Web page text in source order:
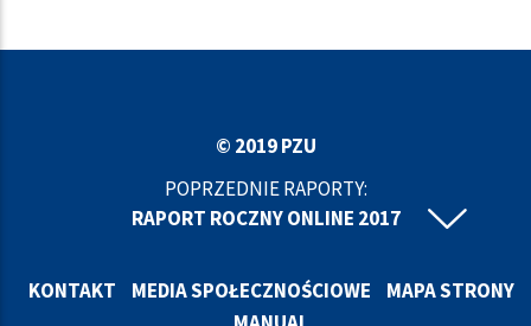
© 2019 PZU
POPRZEDNIE RAPORTY:
RAPORT ROCZNY ONLINE 2017
RAPORT ROCZNY ONLINE 2015
RAPORT ROCZNY ONLINE 2014
KONTAKT MEDIA SPOŁECZNOŚCIOWE
MAPA STRONY